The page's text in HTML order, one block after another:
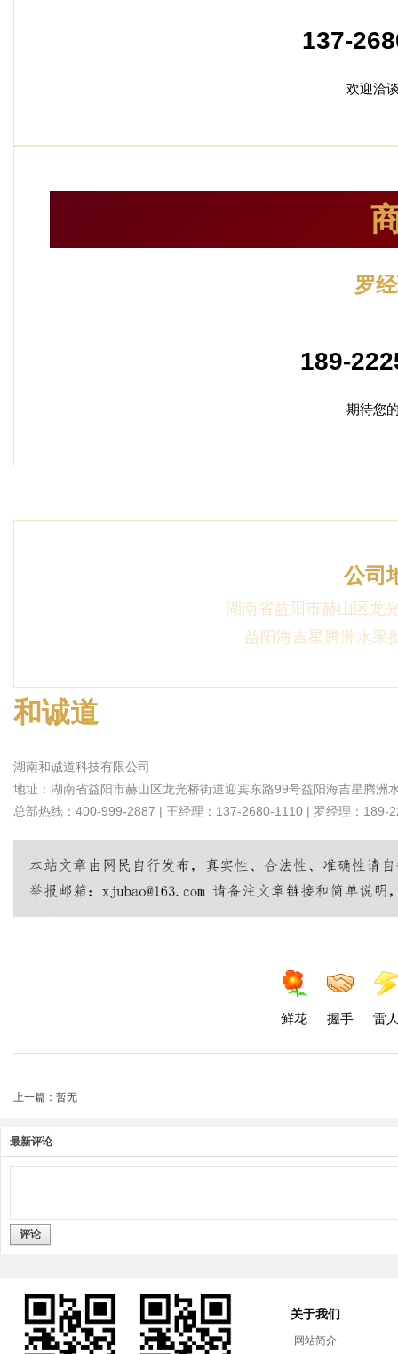
137-
欢迎洽
罗
189-
期待您
公司
湖南省益阳市赫山区龙
益阳海吉星腾洲水果
和诚道
湖南和诚道科技有限公司
地址：湖南省益阳市赫山区龙光桥街道迎宾东路99号益阳海吉星腾洲
总部热线：400-999-2887 | 王经理：137-2680-1110 | 罗经理：189-
鲜花 握手 雷
上一篇：暂无
最新评论
评论
关于我们
网站简介